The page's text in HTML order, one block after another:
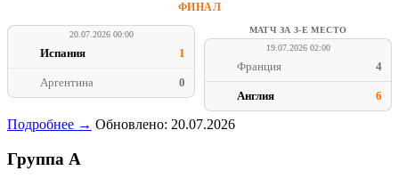
ФИНАЛ
20.07.2026 00:00
Испания 1
Аргентина 0
МАТЧ ЗА 3-Е МЕСТО
19.07.2026 02:00
Франция 4
Англия 6
Подробнее → Обновлено: 20.07.2026
Группа A